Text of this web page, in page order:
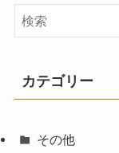
カテゴリー
その他